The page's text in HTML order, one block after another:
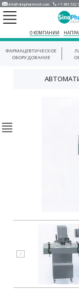
info@sinopharmtech.com +7 495 532
О КОМПАНИИ
ФАРМАЦЕВТИЧЕСКОЕ
ОБОРУДОВАНИЕ